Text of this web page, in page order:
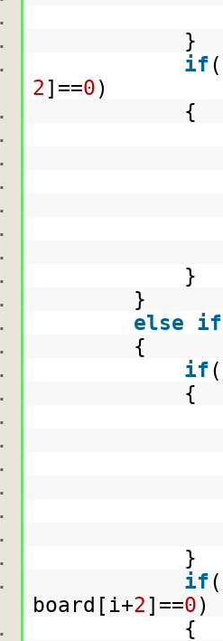
}
if
2]==0)
{
}
}
else
if
{
if
{
}
if
board[i+2]==0
{